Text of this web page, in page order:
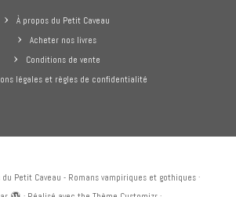
À propos du Petit Caveau
Acheter nos livres
Conditions de vente
légales et règles de confidentialité
Petit Caveau - Romans vampiriques et gothiques ·